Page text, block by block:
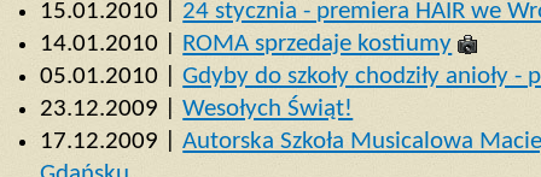
15.01.2010 | 24 stycznia - premiera HAIR we
14.01.2010 | ROMA sprzedaje kostiumy
05.01.2010 |Gdyby do szkoły chodziły anioły -
23.12.2009 |Wesołych Świąt!
17.12.2009 |Autorska Szkoła Musicalowa